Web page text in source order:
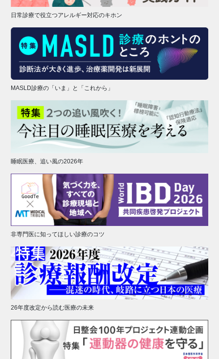
日常診療で役立つアレルギー対応のキホン
MASLD診療の「いま」と「これから」
睡眠医療、追い風の2026年
非専門医に知ってほしい診療のコツ
26年度改定から読む医療の未来